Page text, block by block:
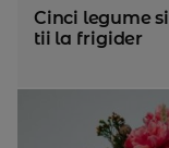
Cinci legume
tii la frigider